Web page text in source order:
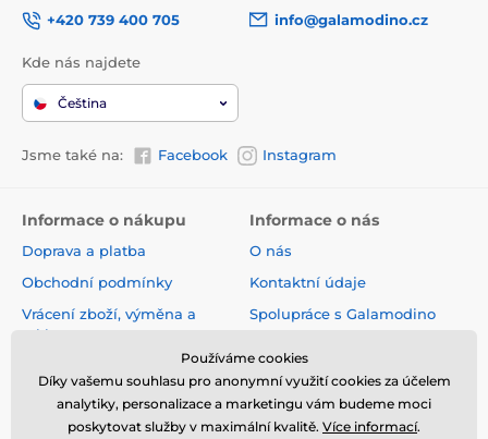
+420 739 400 705
info@galamodino.cz
Kde nás najdete
Čeština
Jsme také na: Facebook Instagram
Informace o nákupu
Doprava a platba
Obchodní podmínky
Vrácení zboží, výměna a
reklamace
Online vrácení a reklamace
Sledování zásilky
Nejčastější dotazy
Informace o nás
O nás
Kontaktní údaje
Spolupráce s Galamodino
údajů
Používáme cookies
Díky vašemu souhlasu pro anonymní využití cookies za účelem
analytiky, personalizace a marketingu vám budeme moci
poskytovat služby v maximální kvalitě. Více informací.